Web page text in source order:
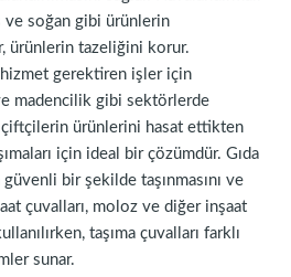
ve soğan gibi ürünlerin
ürünlerin tazeliğini korur.
hizmet gerektiren işler için
madencilik gibi sektörlerde
çiftçilerin ürünlerini hasat ettikten
için ideal bir çözümdür. Gıda
bir şekilde taşınmasını ve
çuvalları, moloz ve diğer inşaat
taşıma çuvalları farklı
sunar.